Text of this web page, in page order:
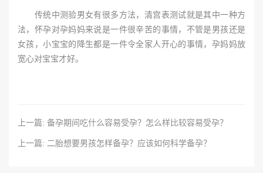
传统中测验男女有很多方法，清宫表测试就是其中一种方
法，怀孕对孕妈妈来说是一件很辛苦的事情，不管是男孩还是
女孩，小宝宝的降生都是一件令全家人开心的事情，孕妈妈放
宽心对宝宝才好。
上一篇: 备孕期间吃什么容易受孕？怎么样比较容易受孕？
上一篇: 二胎想要男孩怎样备孕？应该如何科学备孕？